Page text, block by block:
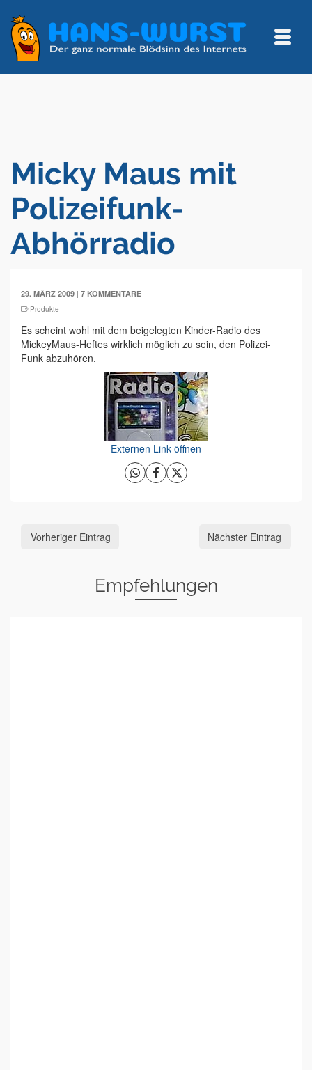
Micky Maus mit
Polizeifunk-
Abhörradio
29. MÄRZ 2009 | 7 KOMMENTARE
Produkte
Es scheint wohl mit dem beigelegten Kinder-Radio des
MickeyMaus-Heftes wirklich möglich zu sein, den Polizei-
Funk abzuhören.
Externen Link öffnen
Vorheriger Eintrag Nächster Eintrag
Empfehlungen